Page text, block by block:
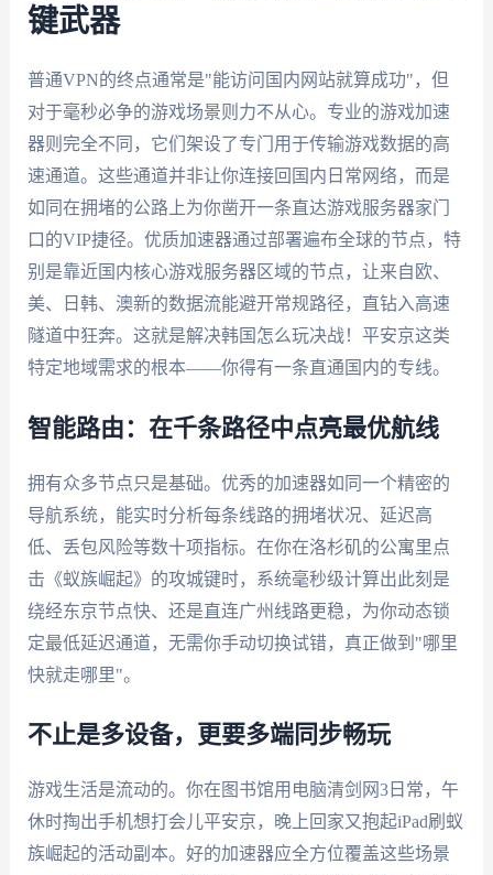
键武器
普通VPN的终点通常是"能访问国内网站就算成功"，但
对于毫秒必争的游戏场景则力不从心。专业的游戏加速
器则完全不同，它们架设了专门用于传输游戏数据的高
速通道。这些通道并非让你连接回国内日常网络，而是
如同在拥堵的公路上为你凿开一条直达游戏服务器家门
口的VIP捷径。优质加速器通过部署遍布全球的节点，特
别是靠近国内核心游戏服务器区域的节点，让来自欧、
美、日韩、澳新的数据流能避开常规路径，直钻入高速
隧道中狂奔。这就是解决韩国怎么玩决战！平安京这类
特定地域需求的根本——你得有一条直通国内的专线。
智能路由：在千条路径中点亮最优航线
拥有众多节点只是基础。优秀的加速器如同一个精密的
导航系统，能实时分析每条线路的拥堵状况、延迟高
低、丢包风险等数十项指标。在你在洛杉矶的公寓里点
击《蚁族崛起》的攻城键时，系统毫秒级计算出此刻是
绕经东京节点快、还是直连广州线路更稳，为你动态锁
定最低延迟通道，无需你手动切换试错，真正做到"哪里
快就走哪里"。
不止是多设备，更要多端同步畅玩
游戏生活是流动的。你在图书馆用电脑清剑网3日常，午
休时掏出手机想打会儿平安京，晚上回家又抱起iPad刷蚁
族崛起的活动副本。好的加速器应全方位覆盖这些场景